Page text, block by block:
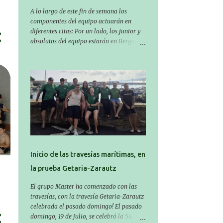
sabado y a las 8:30 el domingo
(polideportivo Aritzbatalde). SERIES
A lo largo de este fin de semana los
componentes del equipo actuarán en
diferentes citas: Por un lado, los junior y
absolutos del equipo estarán en Bergara,
Miguelez y Amaiur Iparragirre. El
campeonato se celebrará en dos jornadas:
el sábado tendrá sesiones de mañana y
tarde y el domingo sólo de mañana. Las
sesiones de mañana comenzarán a las
10:00 y las del sábado por la tarde a las
16:30. Por otro lado, otro grupo pequeño
Beasain en el XXIIIº memorial Leire
festiva organizada por el club Igartza.
11:30 habrá pruebas populares
australianas y después habrá un
almuerzo para todos y todas las
participantes. Toda la información sobre
Inicio de las travesías marítimas, en
la prueba Getaria-Zarautz
El grupo Master ha comenzado con las
travesías, con la travesía Getaria-Zarautz
celebrada el pasado domingo! El pasado
domingo, 19 de julio, se celebró la 54